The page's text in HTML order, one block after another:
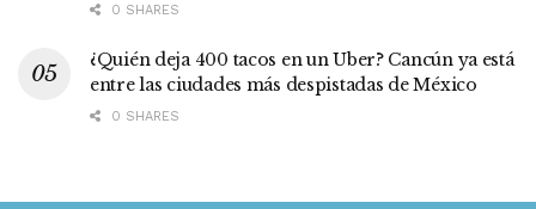
0 SHARES
¿Quién deja 400 tacos en un Uber? Cancún ya está
entre las ciudades más despistadas de México
0 SHARES